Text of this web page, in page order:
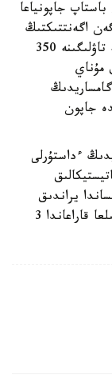
جاپونياعا
اگەنتتىكتىڭ
حابارلاماسىندا. قازىرگى ۋاقىتتا يران بۇل ەلگە تاۋلىگىنە 350
مۇناي
جاپون
مۇنايدىڭ ءداستۇرلى
جىلى جەلتوقساندا يراندىق
شيكى مۇنايدىڭ بۇل ەلگە تاسىمالى وتكەن جىلعا قاراعاندا 3